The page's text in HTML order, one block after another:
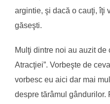
argintie, şi dacă o cauţi, îţi
găseşti.
Mulţi dintre noi au auzit de
Atracţiei”. Vorbeşte de
vorbesc eu aici dar mai
despre tărâmul gândurilor.